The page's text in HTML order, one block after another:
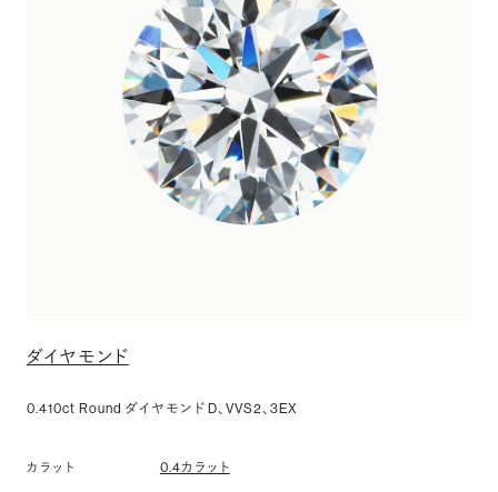
ダイヤモンド
0.410ct Round ダイヤモンド D、VVS2、3EX
カラット 0.4カラット